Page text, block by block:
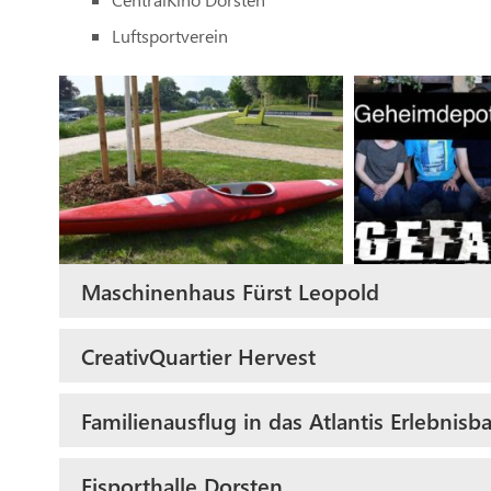
Luftsportverein
Maschinenhaus Fürst Leopold
CreativQuartier Hervest
Familienausflug in das Atlantis